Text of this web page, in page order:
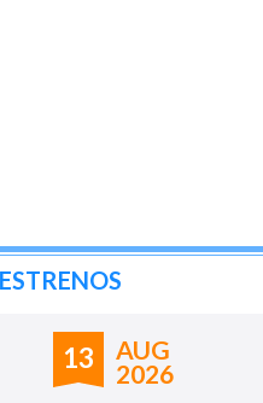
13
AUG
2026